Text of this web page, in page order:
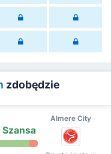
zdobędzie
Almere City